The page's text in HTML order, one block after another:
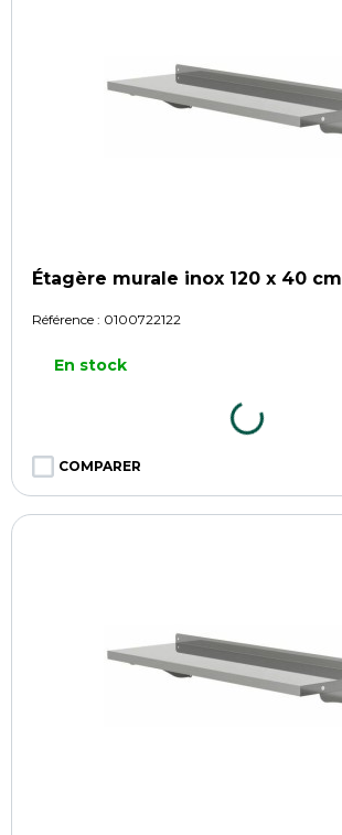
Étagère murale inox 120 x 40 cm
Référence : 0100722122
En stock
COMPARER